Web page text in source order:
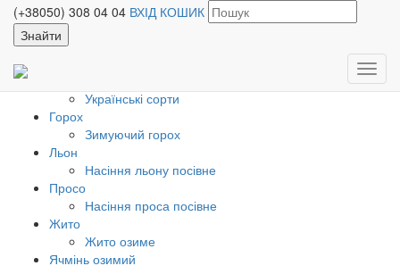
(+38050) 308 04 04 ВХІД КОШИК
ПРОСО
КАТАЛОГ ПРОДУКЦІЇ
Нут
Українські сорти
Горох
Зимуючий горох
Льон
Насіння льону посівне
Просо
Насіння проса посівне
Жито
Жито озиме
Ячмінь озимий